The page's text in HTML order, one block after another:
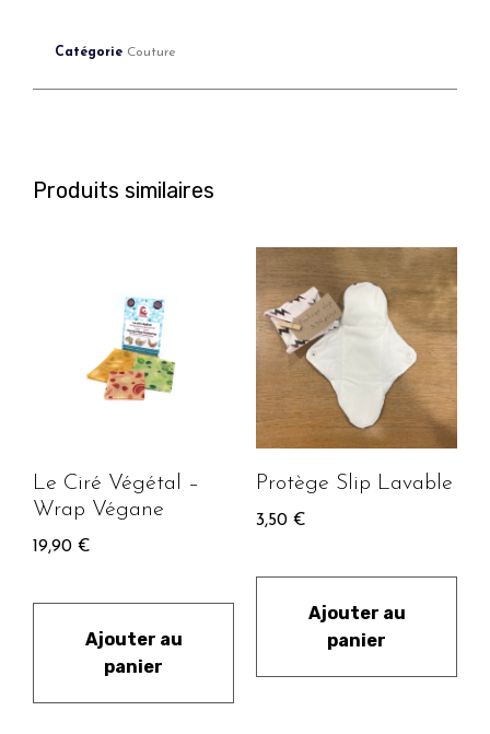
Catégorie Couture
Produits similaires
Le Ciré Végétal –
Wrap Végane
19,90 €
Ajouter au
panier
Protège Slip Lavable
3,50 €
Ajouter au
panier